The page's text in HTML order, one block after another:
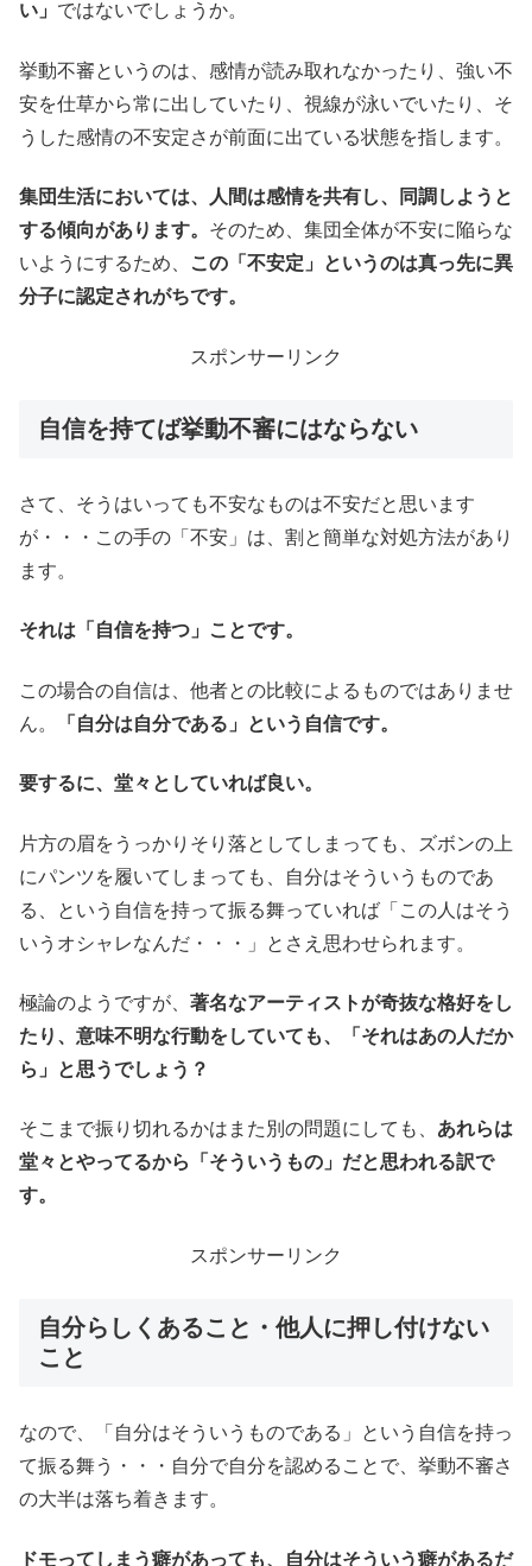
い」 ではないでしょうか。
挙動不審というのは、感情が読み取れなかったり、強い不
安を仕草から常に出していたり、視線が泳いでいたり、そ
うした感情の不安定さが前面に出ている状態を指します。
集団生活においては、人間は感情を共有し、同調しようと
する傾向があります。 そのため、集団全体が不安に陥らな
いようにするため、
この「不安定」というのは真っ先に異
分子に認定されがちです。
スポンサーリンク
自信を持てば挙動不審にはならない
さて、そうはいっても不安なものは不安だと思います
が・・・この手の「不安」は、割と簡単な対処方法があり
ます。
それは「自信を持つ」ことです。
この場合の自信は、他者との比較によるものではありませ
ん。
「自分は自分である」という自信です。
要するに、堂々としていれば良い。
片方の眉をうっかりそり落としてしまっても、ズボンの上
にパンツを履いてしまっても、自分はそういうものであ
る、という自信を持って振る舞っていれば「この人はそう
いうオシャレなんだ・・・」とさえ思わせられます。
極論のようですが、 著名なアーティストが奇抜な格好をし
たり、意味不明な行動をしていても、「それはあの人だか
ら」と思うでしょう？
そこまで振り切れるかはまた別の問題にしても、 あれらは
堂々とやってるから「そういうもの」だと思われる訳で
す。
スポンサーリンク
自分らしくあること・他人に押し付けない
こと
なので、「自分はそういうものである」という自信を持っ
て振る舞う・・・自分で自分を認めることで、挙動不審さ
の大半は落ち着きます。
ドモってしまう癖があっても、自分はそういう癖があるだ